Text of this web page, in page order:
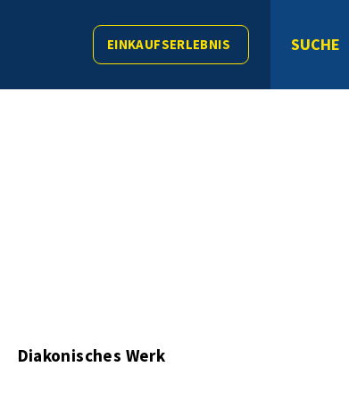
EINKAUFSERLEBNIS SUCHE
Diakonisches Werk